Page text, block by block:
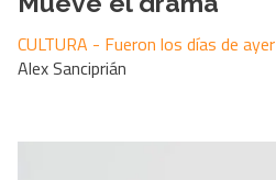
Alex Sanciprián
CULTURA - Fueron los días de ayer